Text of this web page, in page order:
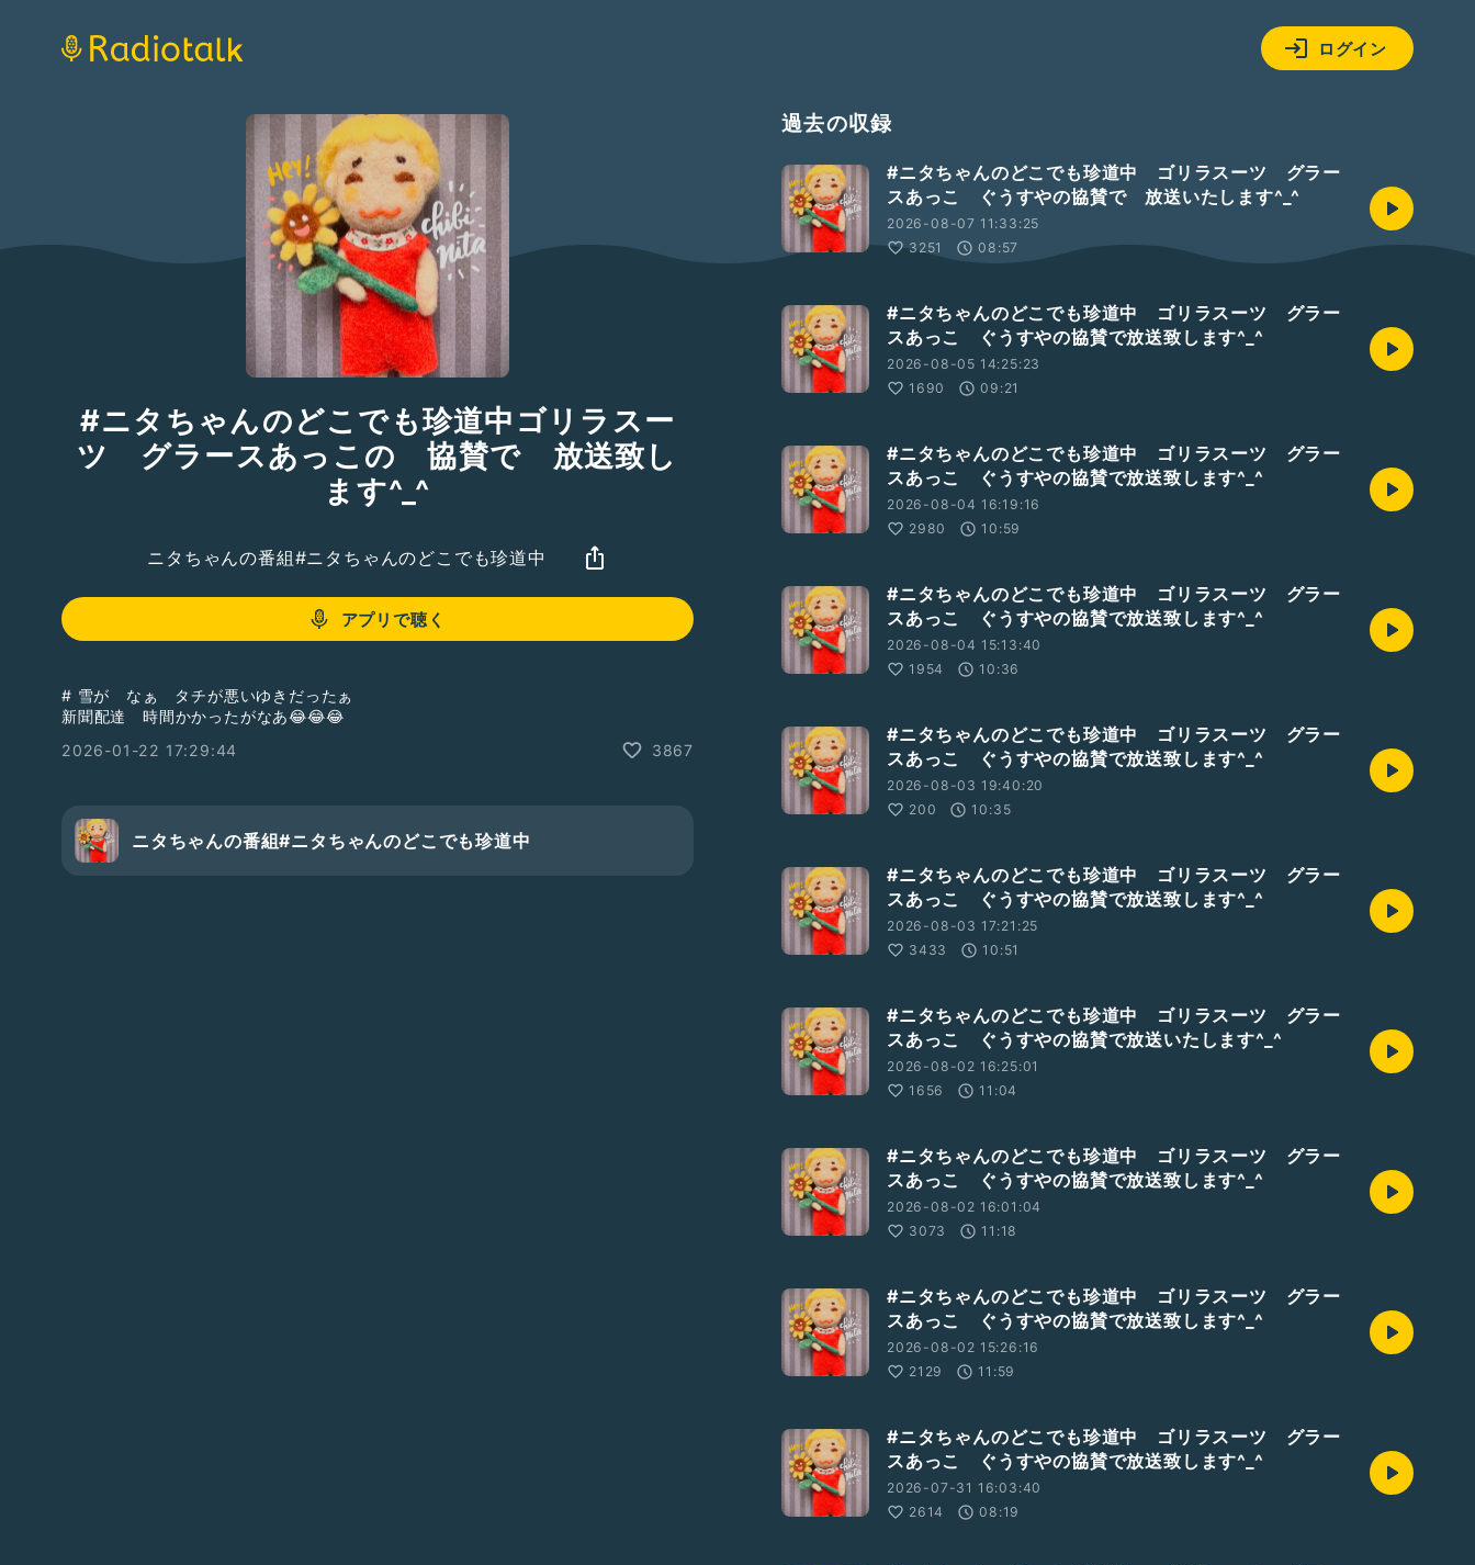
ログイン
#ニタちゃんのどこでも珍道中ゴリラスー
ツ グラースあっこの 協賛で 放送致し
ます^_^
ニタちゃんの番組#ニタちゃんのどこでも珍道中
アプリで聴く
# 雪が なぁ タチが悪いゆきだったぁ
新聞配達 時間かかったがなあ😂😂😂
2026-01-22 17:29:44
3867
ニタちゃんの番組#ニタちゃんのどこでも珍道中
過去の収録
#ニタちゃんのどこでも珍道中 ゴリラスーツ グラー
スあっこ ぐうすやの協賛で 放送いたします^_^
2026-08-07 11:33:25
3251
08:57
#ニタちゃんのどこでも珍道中 ゴリラスーツ グラー
スあっこ ぐうすやの協賛で放送致します^_^
2026-08-05 14:25:23
1690
09:21
#ニタちゃんのどこでも珍道中 ゴリラスーツ グラー
スあっこ ぐうすやの協賛で放送致します^_^
2026-08-04 16:19:16
2980
10:59
#ニタちゃんのどこでも珍道中 ゴリラスーツ グラー
スあっこ ぐうすやの協賛で放送致します^_^
2026-08-04 15:13:40
1954
10:36
#ニタちゃんのどこでも珍道中 ゴリラスーツ グラー
スあっこ ぐうすやの協賛で放送致します^_^
2026-08-03 19:40:20
200
10:35
#ニタちゃんのどこでも珍道中 ゴリラスーツ グラー
スあっこ ぐうすやの協賛で放送致します^_^
2026-08-03 17:21:25
3433
10:51
#ニタちゃんのどこでも珍道中 ゴリラスーツ グラー
スあっこ ぐうすやの協賛で放送いたします^_^
2026-08-02 16:25:01
1656
11:04
#ニタちゃんのどこでも珍道中 ゴリラスーツ グラー
スあっこ ぐうすやの協賛で放送致します^_^
2026-08-02 16:01:04
3073
11:18
#ニタちゃんのどこでも珍道中 ゴリラスーツ グラー
スあっこ ぐうすやの協賛で放送致します^_^
2026-08-02 15:26:16
2129
11:59
#ニタちゃんのどこでも珍道中 ゴリラスーツ グラー
スあっこ ぐうすやの協賛で放送致します^_^
2026-07-31 16:03:40
2614
08:19